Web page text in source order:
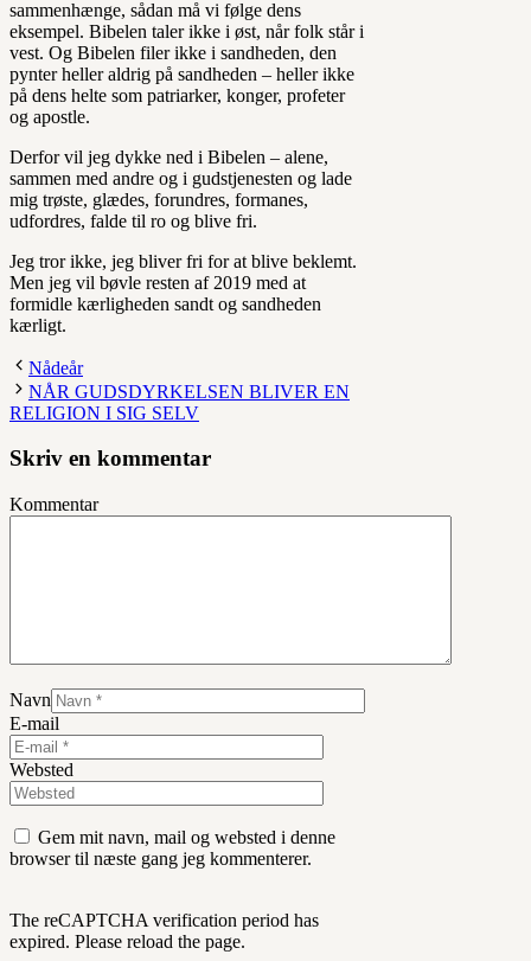
sammenhænge, sådan må vi følge dens
eksempel. Bibelen taler ikke i øst, når folk står i
vest. Og Bibelen filer ikke i sandheden, den
pynter heller aldrig på sandheden – heller ikke
på dens helte som patriarker, konger, profeter
og apostle.
Derfor vil jeg dykke ned i Bibelen – alene,
sammen med andre og i gudstjenesten og lade
mig trøste, glædes, forundres, formanes,
udfordres, falde til ro og blive fri.
Jeg tror ikke, jeg bliver fri for at blive beklemt.
Men jeg vil bøvle resten af 2019 med at
formidle kærligheden sandt og sandheden
kærligt.
Nådeår
NÅR GUDSDYRKELSEN BLIVER EN
RELIGION I SIG SELV
Skriv en kommentar
Kommentar
Navn
E-mail
Websted
Gem mit navn, mail og websted i denne
browser til næste gang jeg kommenterer.
The reCAPTCHA verification period has
expired. Please reload the page.